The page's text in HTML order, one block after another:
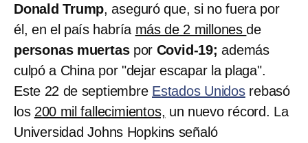
Donald Trump, aseguró que, si no fuera por
él, en el país habría más de 2 millonesde
personas muertaspor Covid-19; además
culpó a China por "dejar escapar la plaga".
Este 22 de septiembre Estados Unidosrebasó
los 200 mil fallecimientos, un nuevo récord. La
Universidad Johns Hopkins señaló